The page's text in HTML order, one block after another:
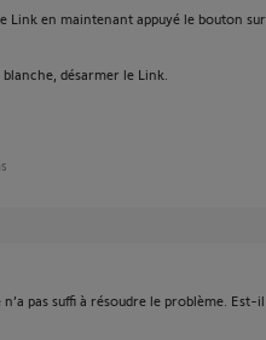
Link en maintenant appuyé le bouton sur
désarmer le Link.
pas suffi à résoudre le problème. Est-il